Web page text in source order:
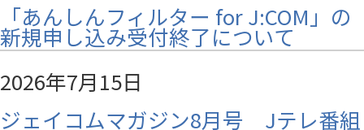
「あんしんフィルター for J:COM」の
新規申し込み受付終了について
2026年7月15日
ジェイコムマガジン8月号 Jテレ番組